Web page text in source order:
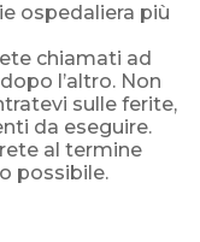
ospedaliera più
chiamati ad
l’altro. Non
sulle ferite,
da eseguire.
al termine
possibile.